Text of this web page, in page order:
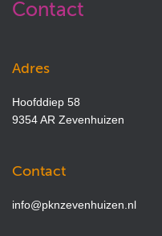
Contact
Adres
Hoofddiep 58
9354 AR Zevenhuizen
Contact
info@pknzevenhuizen.nl